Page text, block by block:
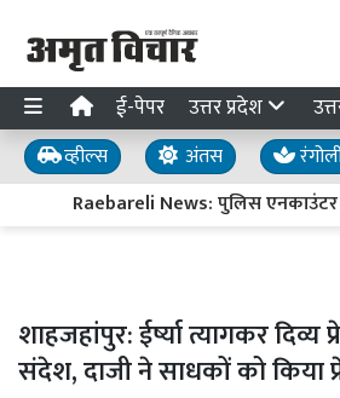
ई-पेपर उत्तर प्रदेश
व्हील्स अंतस
Raebareli News: पुलिस एनकाउंटर
शाहजहांपुर: ईर्ष्या त्यागकर दिव्य
संदेश, दाजी ने साधकों को किया